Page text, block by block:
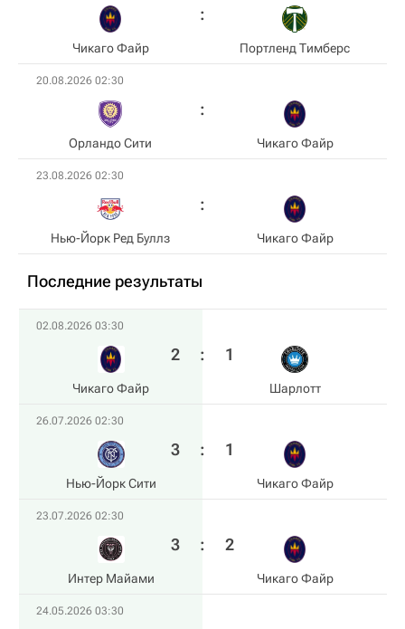
Чикаго Файр Портленд Тимберс
20.08.2026 02:30
Орландо Сити Чикаго Файр
23.08.2026 02:30
Нью-Йорк Ред Буллз Чикаго Файр
Последние результаты
02.08.2026 03:30
Чикаго Файр
2 : 1
Шарлотт
26.07.2026 02:30
Нью-Йорк Сити
3 : 1
Чикаго Файр
23.07.2026 02:30
Интер Майами
3 : 2
Чикаго Файр
24.05.2026 03:30